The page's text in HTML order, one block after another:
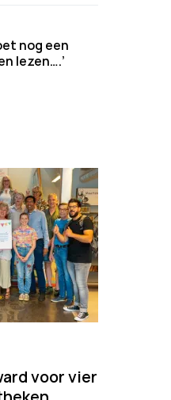
nog een
lezen….’
voor vier